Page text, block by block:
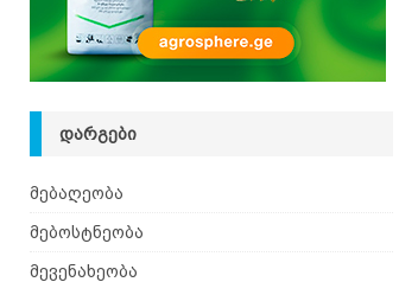
ᲓᲐᲠᲒᲔᲑᲘ
მებაღეობა
მებოსტნეობა
მევენახეობა